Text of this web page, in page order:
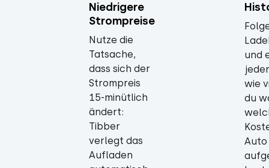
Niedrigere
Strompreise
Nutze die
Tatsache,
dass sich der
Strompreis
15-minütlich
ändert:
Tibber
verlegt das
Aufladen
und
wie
du
Auto